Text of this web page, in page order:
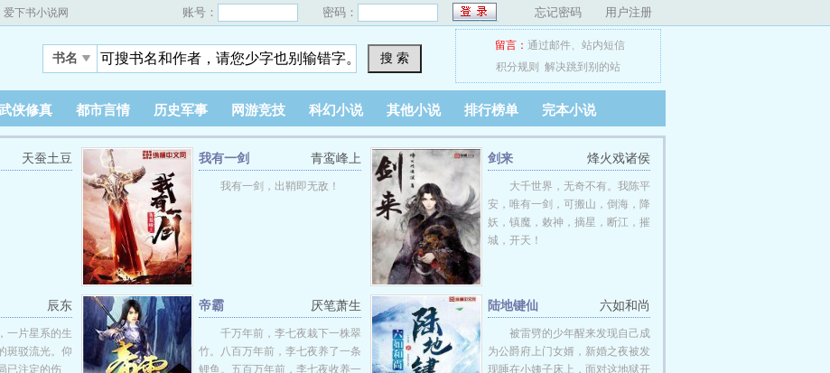
爱下书小说网 账号： 密码： 忘记密码 用户注册
书名 搜 索
留言： 通过邮件、 站内短信
积分规则
解决跳到别的站
侠修真 都市言情 历史军事 网游竞技 科幻小说 其他小说 排行榜单 完本小说
天蚕土豆 青鸾峰上
我有一剑
我有一剑，出鞘即无敌！
烽火戏诸侯
剑来
大千世界，无奇不有。我陈平
安，唯有一剑，可搬山，倒海，降
妖，镇魔，敕神，摘星，断江，摧
城，开天！
辰东
一片星系的生
斑驳流光。仰
已注定的伤
厌笔萧生
帝霸
千万年前，李七夜栽下一株翠
竹。八百万年前，李七夜养了一条
鲤鱼。五百万年前，李七夜收养一
六如和尚
陆地键仙
被雷劈的少年醒来发现自己成
为公爵府上门女婿，新婚之夜被发
现睡在小姨子床上，面对这地狱开